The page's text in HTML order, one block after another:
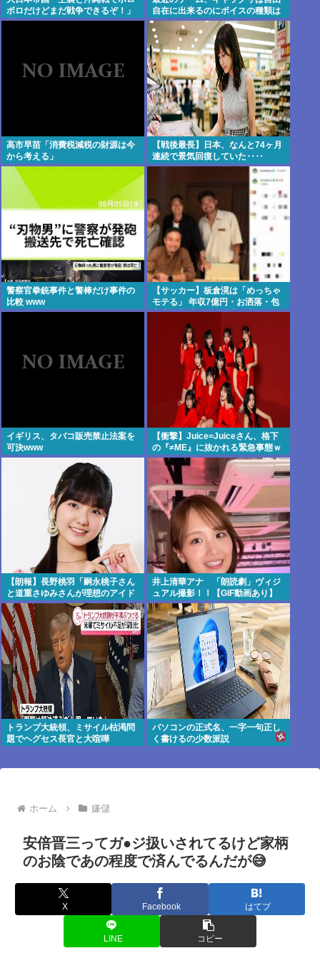
ボロだけどまだ戦争できるぞ！」
言うほどか？
自在に出来るのにボイスの種類は
少なすぎる問題
高市早苗「消費税減税の財源は今
から考える」
【戦後最長】日本、なんと74ヶ月
連続で景気回復していた‥‥
警察官拳銃事件と警棒だけ事件の
比較 www
【サッカー】板倉滉は「めっちゃ
モテる」 年収7億円・お洒落・包
容力…超愛される日本代表
イギリス、タバコ販売禁止法案を
可決www
【衝撃】Juice=Juiceさん、格下
の『≠ME』に抜かれる緊急事態ｗ
ｗｗｗｗｗｗｗｗｗｗｗ
【朗報】長野桃羽「嗣永桃子さん
と道重さゆみさんが理想のアイド
ル像」
井上清華アナ 「朗読劇」ヴィジ
ュアル撮影！！【GIF動画あり】
トランプ大統領、ミサイル枯渇問
題でヘグセス長官と大喧嘩
パソコンの正式名、一字一句正し
く書けるの少数派説
ホーム 嫌儲
安倍晋三ってガ●ジ扱いされてるけど家柄
のお陰であの程度で済んでるんだが😅
X Facebook はてブ
LINE コピー